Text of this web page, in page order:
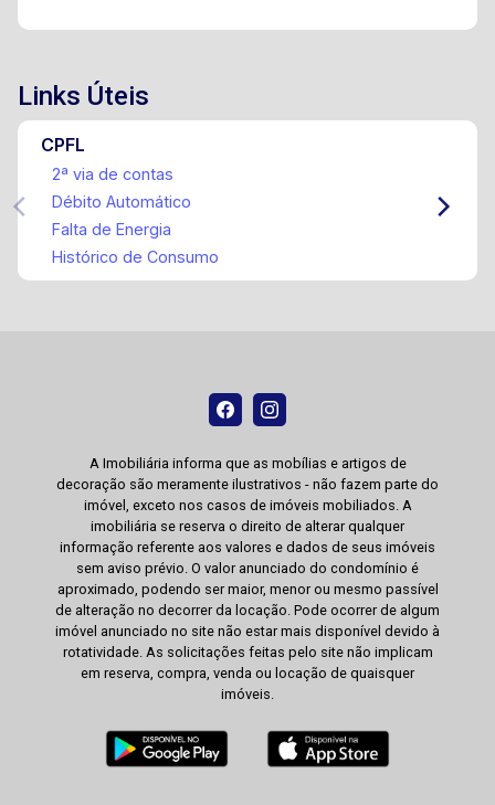
Links Úteis
CPFL
2ª via de contas
Débito Automático
Falta de Energia
Histórico de Consumo
A Imobiliária informa que as mobílias e artigos de
decoração são meramente ilustrativos - não fazem parte do
imóvel, exceto nos casos de imóveis mobiliados. A
imobiliária se reserva o direito de alterar qualquer
informação referente aos valores e dados de seus imóveis
sem aviso prévio. O valor anunciado do condomínio é
aproximado, podendo ser maior, menor ou mesmo passível
de alteração no decorrer da locação. Pode ocorrer de algum
imóvel anunciado no site não estar mais disponível devido à
rotatividade. As solicitações feitas pelo site não implicam
em reserva, compra, venda ou locação de quaisquer
imóveis.